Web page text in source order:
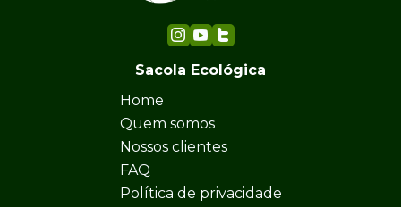
Sacola Ecológica
Home
Quem somos
Nossos clientes
FAQ
Política de privacidade